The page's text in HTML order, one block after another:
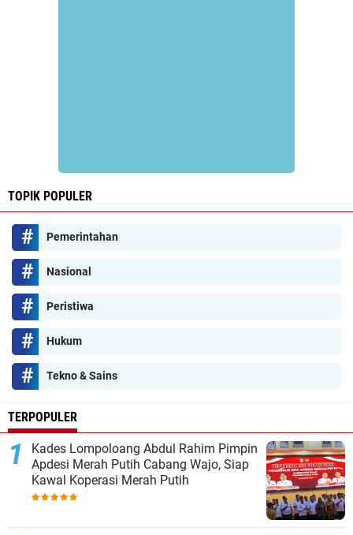
TOPIK POPULER
Pemerintahan
Nasional
Peristiwa
Hukum
Tekno & Sains
TERPOPULER
Kades Lompoloang Abdul Rahim Pimpin
Apdesi Merah Putih Cabang Wajo, Siap
Kawal Koperasi Merah Putih